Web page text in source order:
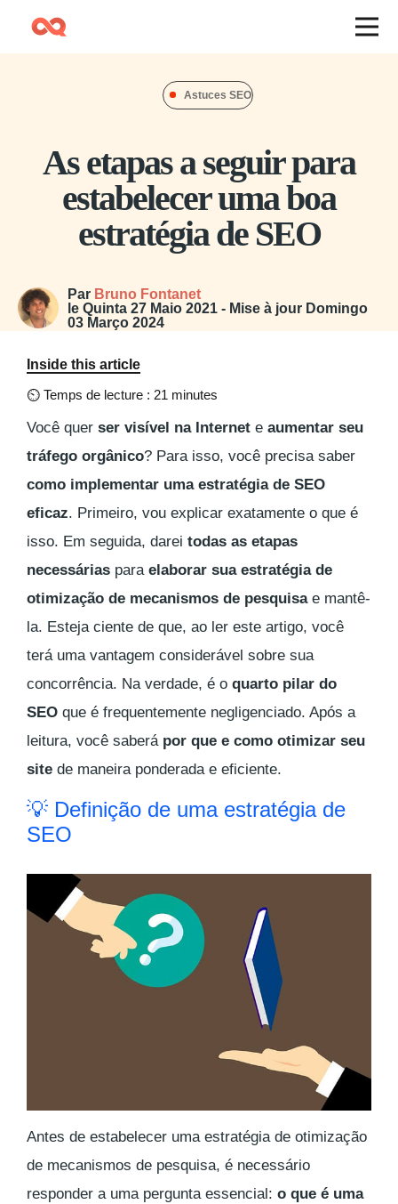
Astuces SEO
As etapas a seguir para
estabelecer uma boa
estratégia de SEO
Par Bruno Fontanet
le Quinta 27 Maio 2021 - Mise à jour Domingo
03 Março 2024
Inside this article
⏲ Temps de lecture : 21 minutes
Você quer ser visível na Internet e aumentar seu
tráfego orgânico? Para isso, você precisa saber
como implementar uma estratégia de SEO
eficaz. Primeiro, vou explicar exatamente o que é
isso. Em seguida, darei todas as etapas
necessárias para elaborar sua estratégia de
otimização de mecanismos de pesquisae mantê-
la. Esteja ciente de que, ao ler este artigo, você
terá uma vantagem considerável sobre sua
concorrência. Na verdade, é o quarto pilar do
SEO que é frequentemente negligenciado. Após a
leitura, você saberá por que e como otimizar seu
site de maneira ponderada e eficiente.
💡 Definição de uma estratégia de
SEO
Antes de estabelecer uma estratégia de otimização
de mecanismos de pesquisa, é necessário
responder a uma pergunta essencial: o que é uma